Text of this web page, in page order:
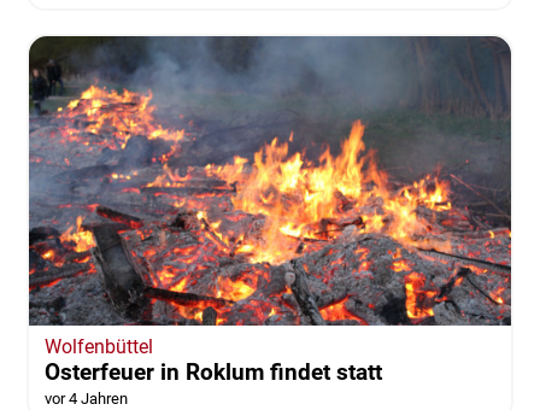
Wolfenbüttel
Osterfeuer in Roklum findet statt
vor 4 Jahren